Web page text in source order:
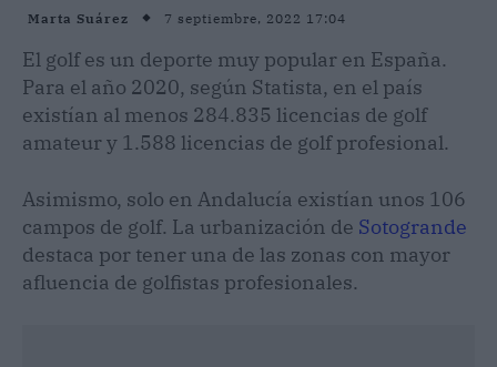
Marta Suárez 7 septiembre, 2022 17:04
El golf es un deporte muy popular en España.
Para el año 2020, según Statista, en el país
existían al menos 284.835 licencias de golf
amateur y 1.588 licencias de golf profesional.
Asimismo, solo en Andalucía existían unos 106
campos de golf. La urbanización de Sotogrande
destaca por tener una de las zonas con mayor
afluencia de golfistas profesionales.